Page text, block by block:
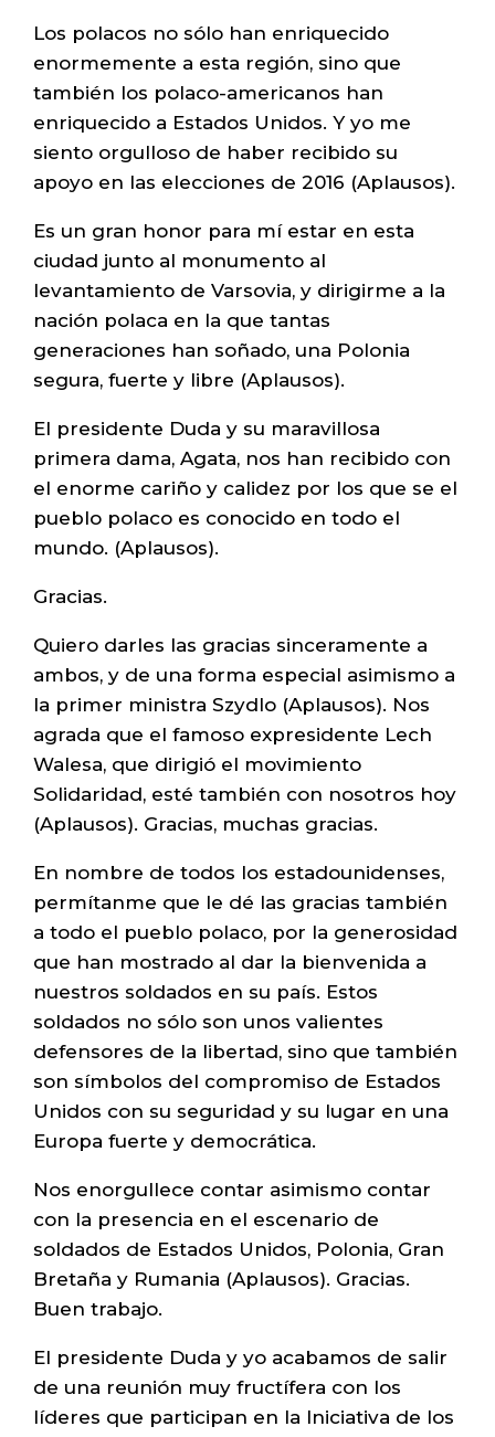
Los polacos no sólo han enriquecido
enormemente a esta región, sino que
también los polaco-americanos han
enriquecido a Estados Unidos. Y yo me
siento orgulloso de haber recibido su
apoyo en las elecciones de 2016 (Aplausos).
Es un gran honor para mí estar en esta
ciudad junto al monumento al
levantamiento de Varsovia, y dirigirme a la
nación polaca en la que tantas
generaciones han soñado, una Polonia
segura, fuerte y libre (Aplausos).
El presidente Duda y su maravillosa
primera dama, Agata, nos han recibido con
el enorme cariño y calidez por los que se el
pueblo polaco es conocido en todo el
mundo. (Aplausos).
Gracias.
Quiero darles las gracias sinceramente a
ambos, y de una forma especial asimismo a
la primer ministra Szydlo (Aplausos). Nos
agrada que el famoso expresidente Lech
Walesa, que dirigió el movimiento
Solidaridad, esté también con nosotros hoy
(Aplausos). Gracias, muchas gracias.
En nombre de todos los estadounidenses,
permítanme que le dé las gracias también
a todo el pueblo polaco, por la generosidad
que han mostrado al dar la bienvenida a
nuestros soldados en su país. Estos
soldados no sólo son unos valientes
defensores de la libertad, sino que también
son símbolos del compromiso de Estados
Unidos con su seguridad y su lugar en una
Europa fuerte y democrática.
Nos enorgullece contar asimismo contar
con la presencia en el escenario de
soldados de Estados Unidos, Polonia, Gran
Bretaña y Rumania (Aplausos). Gracias.
Buen trabajo.
El presidente Duda y yo acabamos de salir
de una reunión muy fructífera con los
líderes que participan en la Iniciativa de los